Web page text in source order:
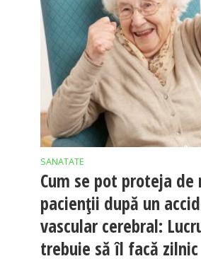
SANATATE
Cum se pot proteja de
pacienții după un
vascular cerebral:
trebuie să îl facă zilnic